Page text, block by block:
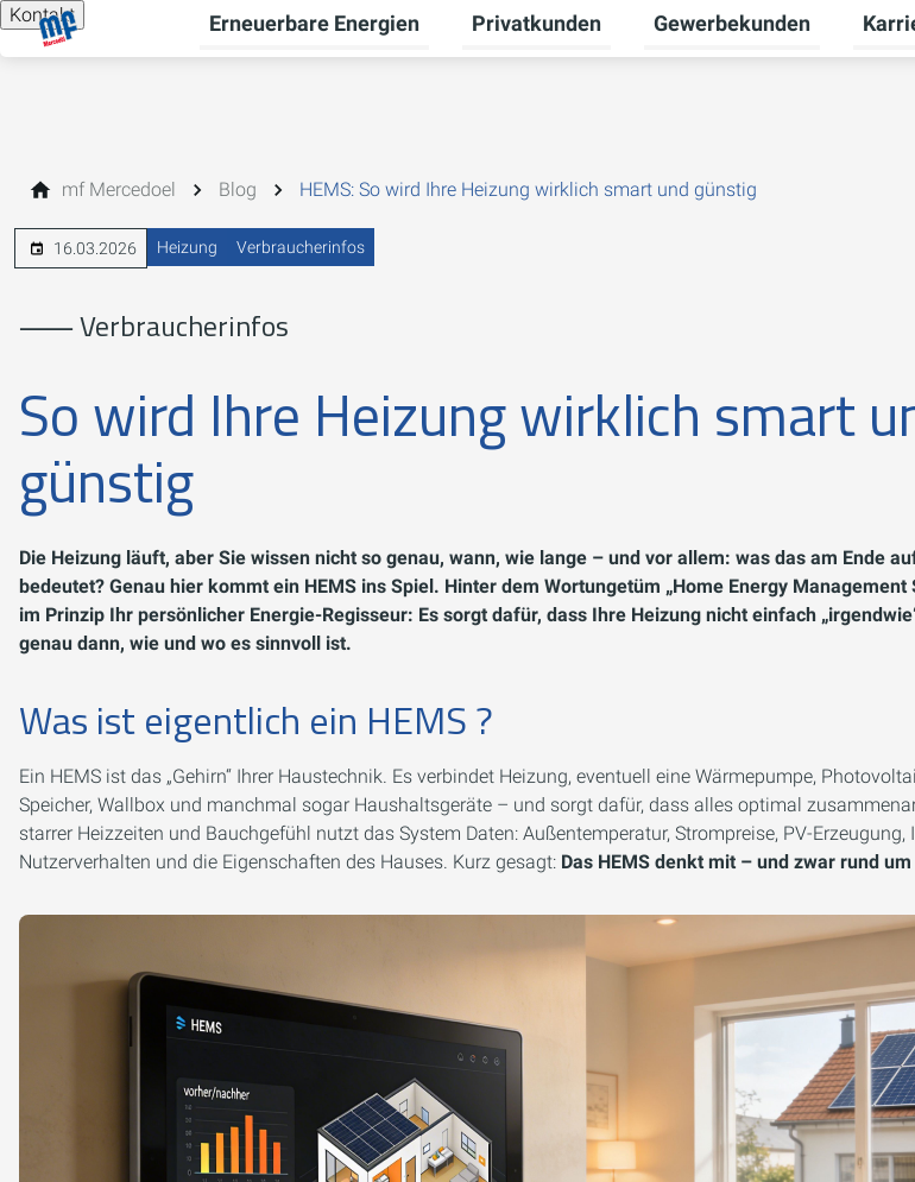
Kontakt Erneuerbare Energien
Untermenü für Erneuerbare Energien umschalten
Privatkunden
Untermenü für Privatkunden
Gewerbekunden
mf Mercedoel Blog HEMS: So wird Ihre Heizung wirklich smart und günstig
16.03.2026 Heizung Verbraucherinfos
⸺ Verbraucherinfos
So wird Ihre Heizung wirklich smart
günstig
Die Heizung läuft, aber Sie wissen nicht so genau, wann, wie lange – und vor allem: was das am Ende
bedeutet? Genau hier kommt ein HEMS ins Spiel. Hinter dem Wortungetüm „Home Energy Management
im Prinzip Ihr persönlicher Energie-Regisseur: Es sorgt dafür, dass Ihre Heizung nicht einfach
genau dann, wie und wo es sinnvoll ist.
Was ist eigentlich ein HEMS ?
Ein HEMS ist das „Gehirn“ Ihrer Haustechnik. Es verbindet Heizung, eventuell eine Wärmepumpe,
Speicher, Wallbox und manchmal sogar Haushaltsgeräte – und sorgt dafür, dass alles optimal
starrer Heizzeiten und Bauchgefühl nutzt das System Daten: Außentemperatur, Strompreise, PV-Erzeugung,
Nutzerverhalten und die Eigenschaften des Hauses. Kurz gesagt: Das HEMS denkt mit – und zwar rund